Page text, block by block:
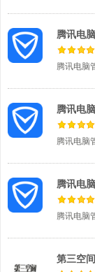
腾讯电
腾讯电
腾讯电
第三空间